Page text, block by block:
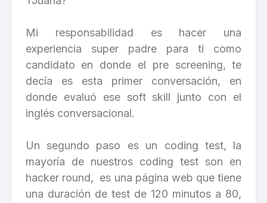
Mi responsabilidad es hacer una
experiencia super padre para ti como
candidato en donde el pre screening, te
decía es esta primer conversación, en
donde evaluó ese soft skill junto con el
inglés conversacional.
Un segundo paso es un coding test, la
mayoría de nuestros coding test son en
hacker round, es una página web que tiene
una duración de test de 120 minutos a 80,